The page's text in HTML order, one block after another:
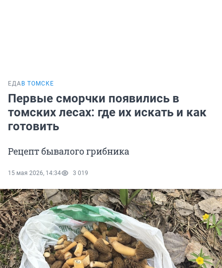
ЕДА В ТОМСКЕ
Первые сморчки появились в
томских лесах: где их искать и как
готовить
Рецепт бывалого грибника
15 мая 2026, 14:34 3 019